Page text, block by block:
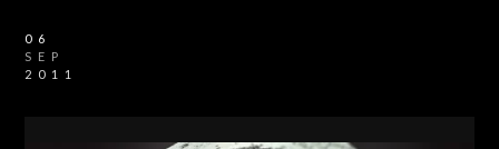
06
SEP
2011